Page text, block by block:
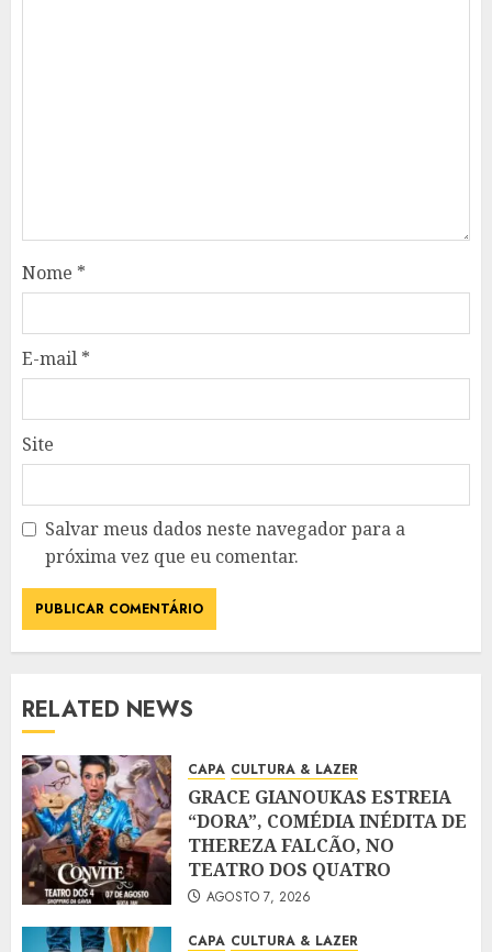
Nome *
E-mail *
Site
Salvar meus dados neste navegador para a
próxima vez que eu comentar.
RELATED NEWS
CAPA CULTURA & LAZER
GRACE GIANOUKAS ESTREIA
“DORA”, COMÉDIA INÉDITA DE
THEREZA FALCÃO, NO
TEATRO DOS QUATRO
AGOSTO 7, 2026
CAPA CULTURA & LAZER